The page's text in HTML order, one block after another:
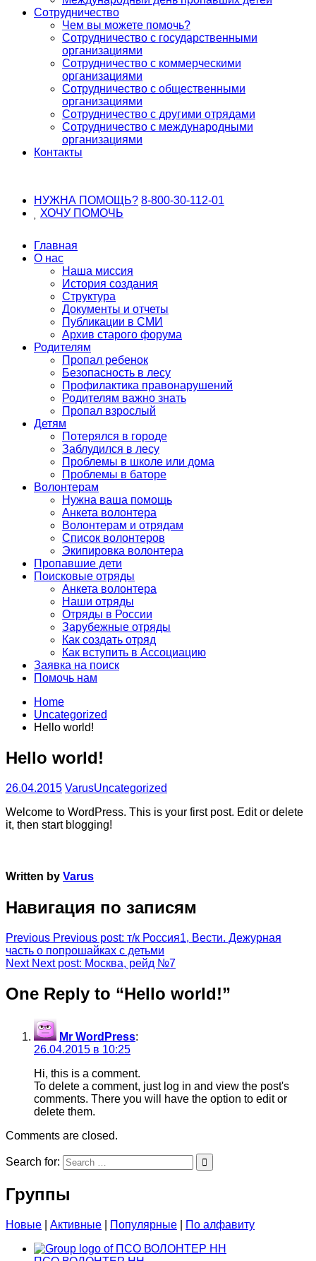
Сотрудничество
Чем вы можете помочь?
Сотрудничество с государственными
организациями
Сотрудничество с коммерческими
организациями
Сотрудничество с общественными
организациями
Сотрудничество с другими отрядами
Сотрудничество с международными
организациями
Контакты
НУЖНА ПОМОЩЬ? 8-800-30-112-01
ХОЧУ ПОМОЧЬ
Главная
О нас
Наша миссия
История создания
Структура
Документы и отчеты
Публикации в СМИ
Архив старого форума
Родителям
Пропал ребенок
Безопасность в лесу
Профилактика правонарушений
Родителям важно знать
Пропал взрослый
Детям
Потерялся в городе
Заблудился в лесу
Проблемы в школе или дома
Проблемы в баторе
Волонтерам
Нужна ваша помощь
Анкета волонтера
Волонтерам и отрядам
Список волонтеров
Экипировка волонтера
Пропавшие дети
Поисковые отряды
Анкета волонтера
Наши отряды
Отряды в России
Зарубежные отряды
Как создать отряд
Как вступить в Ассоциацию
Заявка на поиск
Помочь нам
Home
Uncategorized
Hello world!
Hello world!
26.04.2015 VarusUncategorized
Welcome to WordPress. This is your first post. Edit or delete
it, then start blogging!
Written by Varus
Навигация по записям
Previous Previous post: т/к Россия1, Вести. Дежурная
часть о попрошайках с детьми
Next Next post: Москва, рейд №7
One Reply to “Hello world!”
Mr WordPress:
26.04.2015 в 10:25
Hi, this is a comment.
To delete a comment, just log in and view the post's
comments. There you will have the option to edit or
delete them.
Comments are closed.
Search for:
Группы
Новые Активные Популярные По алфавиту